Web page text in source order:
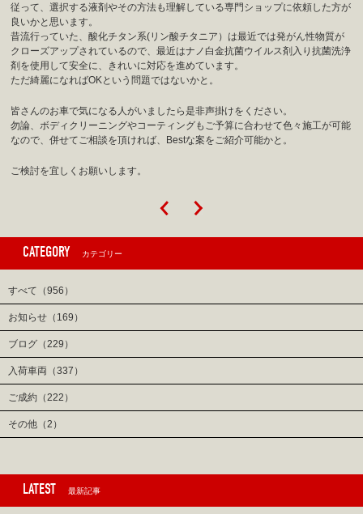
従って、選択する液剤やその方法も理解している専門ショップに依頼した方が
良いかと思います。
昔流行っていた、酸化チタン系(リン酸チタニア）は最近では発がん性物質が
クローズアップされているので、最近はナノ白金抗菌ウイルス剤入り抗菌洗浄
剤を使用して安全に、きれいに対応を進めています。
ただ綺麗になればOKという問題ではないかと。
皆さんのお車で気になる人がいましたら是非声掛けをください。
勿論、ボディクリーニングやコーティングもご予算に合わせて色々施工が可能
なので、併せてご相談を頂ければ、Bestな案をご紹介可能かと。
ご検討を宜しくお願いします。
CATEGORY カテゴリー
すべて（956）
お知らせ（169）
ブログ（229）
入荷車両（337）
ご成約（222）
その他（2）
LATEST 最新記事